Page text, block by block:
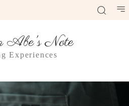
Abe's Note
Experiences